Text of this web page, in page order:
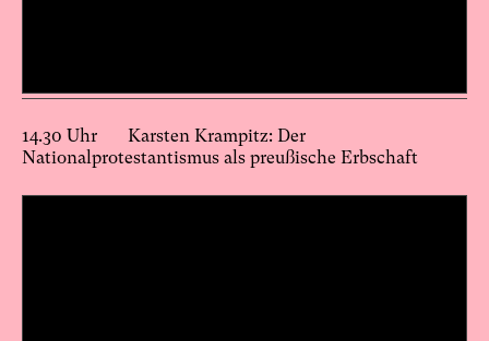
14.30 Uhr Karsten Krampitz: Der
Nationalprotestantismus als preußische Erbschaft